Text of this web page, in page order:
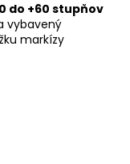
do +60 stupňov
vybavený
markízy